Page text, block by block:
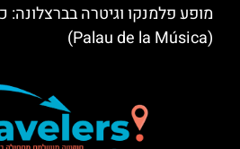
מופע פלמנקו וגיטרה בברצלונה:
(Palau de la Música)